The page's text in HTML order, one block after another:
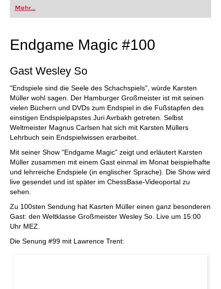
oder bereits auf Turnierniveau spielen: Mit
FRITZ trainieren Sie effizienter, intelligenter und
individueller als je zuvor.
Mehr...
Endgame Magic #100
Gast Wesley So
"Endspiele sind die Seele des Schachspiels", würde Karsten
Müller wohl sagen. Der Hamburger Großmeister ist mit seinen
vielen Büchern und DVDs zum Endspiel in die Fußstapfen des
einstigen Endspielpapstes Juri Avrbakh getreten. Selbst
Weltmeister Magnus Carlsen hat sich mit Karsten Müllers
Lehrbuch sein Endspielwissen erarbeitet.
Mit seiner Show "Endgame Magic" zeigt und erläutert Karsten
Müller zusammen mit einem Gast einmal im Monat beispielhafte
und lehrreiche Endspiele (in englischer Sprache). Die Show wird
live gesendet und ist später im ChessBase-Videoportal zu
sehen.
Zu 100sten Sendung hat Kasrten Müller einen ganz besonderen
Gast: den Weltklasse Großmeister Wesley So. Live um 15:00
Uhr MEZ.
Die Senung #99 mit Lawrence Trent: